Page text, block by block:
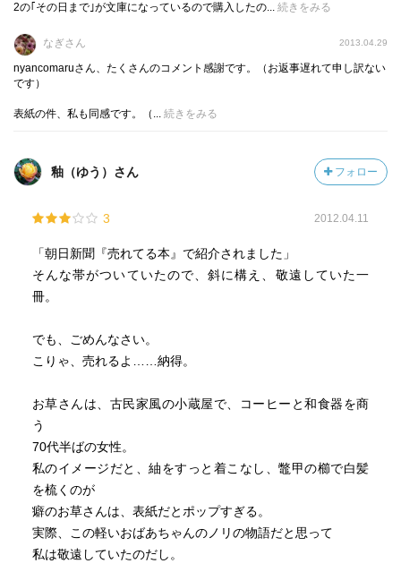
2の｢その日まで｣が文庫になっているので購入したの... 続きをみる
なぎさん 2013.04.29
nyancomaruさん、たくさんのコメント感謝です。（お返事遅れて申し訳ない
です）
表紙の件、私も同感です。（... 続きをみる
釉（ゆう）さん フォロー
3 2012.04.11
「朝日新聞『売れてる本』で紹介されました」
そんな帯がついていたので、斜に構え、敬遠していた一
冊。
でも、ごめんなさい。
こりゃ、売れるよ……納得。
お草さんは、古民家風の小蔵屋で、コーヒーと和食器を商
う
70代半ばの女性。
私のイメージだと、紬をすっと着こなし、鼈甲の櫛で白髪
を梳くのが
癖のお草さんは、表紙だとポップすぎる。
実際、この軽いおばあちゃんのノリの物語だと思って
私は敬遠していたのだし。